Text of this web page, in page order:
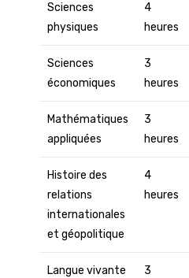
Sciences
physiques
4
heures
Sciences
économiques
3
heures
Mathématiques
appliquées
3
heures
Histoire des
relations
internationales
et géopolitique
4
heures
Langue vivante
3